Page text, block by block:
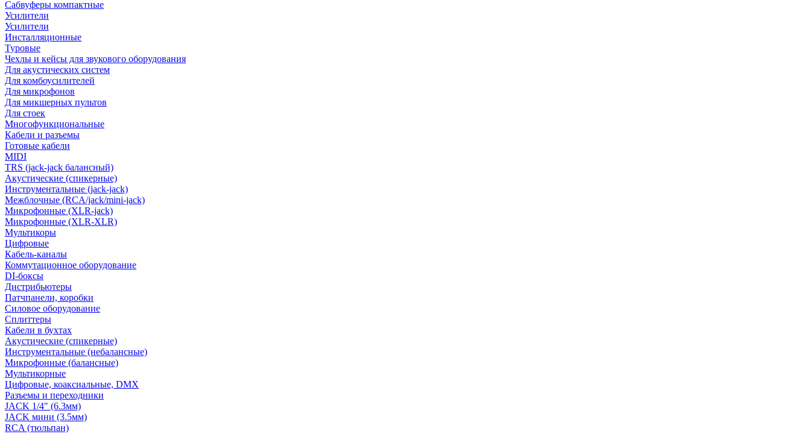
Сабвуферы компактные
Усилители
Усилители
Инсталляционные
Туровые
Чехлы и кейсы для звукового оборудования
Для акустических систем
Для комбоусилителей
Для микрофонов
Для микшерных пультов
Для стоек
Многофункциональные
Кабели и разъемы
Готовые кабели
MIDI
TRS (jack-jack балансный)
Акустические (спикерные)
Инструментальные (jack-jack)
Межблочные (RCA/jack/mini-jack)
Микрофонные (XLR-jack)
Микрофонные (XLR-XLR)
Мультикоры
Цифровые
Кабель-каналы
Коммутационное оборудование
DI-боксы
Дистрибьютеры
Патчпанели, коробки
Силовое оборудование
Сплиттеры
Кабели в бухтах
Акустические (спикерные)
Инструментальные (небалансные)
Микрофонные (балансные)
Мультикорные
Цифровые, коаксиальные, DMX
Разъемы и переходники
JACK 1/4" (6.3мм)
JACK мини (3.5мм)
RCA (тюльпан)